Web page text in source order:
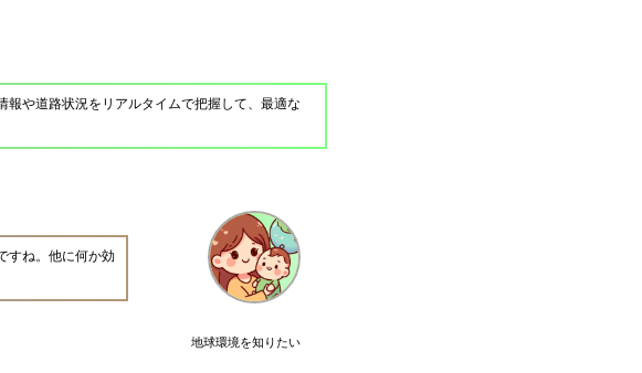
や道路状況をリアルタイムで把握して、最適な
地球環境を知りたい
すね。他に何か効